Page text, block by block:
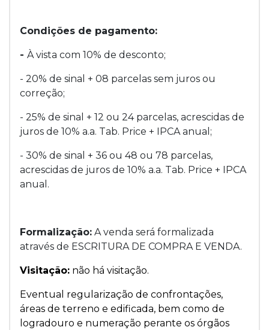
Condições de pagamento:
- À vista com 10% de desconto;
- 20% de sinal + 08 parcelas sem juros ou
correção;
- 25% de sinal + 12 ou 24 parcelas, acrescidas de
juros de 10% a.a. Tab. Price + IPCA anual;
- 30% de sinal + 36 ou 48 ou 78 parcelas,
acrescidas de juros de 10% a.a. Tab. Price + IPCA
anual.
Formalização: A venda será formalizada
através de ESCRITURA DE COMPRA E VENDA.
Visitação: não há visitação.
Eventual regularização de confrontações,
áreas de terreno e edificada, bem como de
logradouro e numeração perante os órgãos